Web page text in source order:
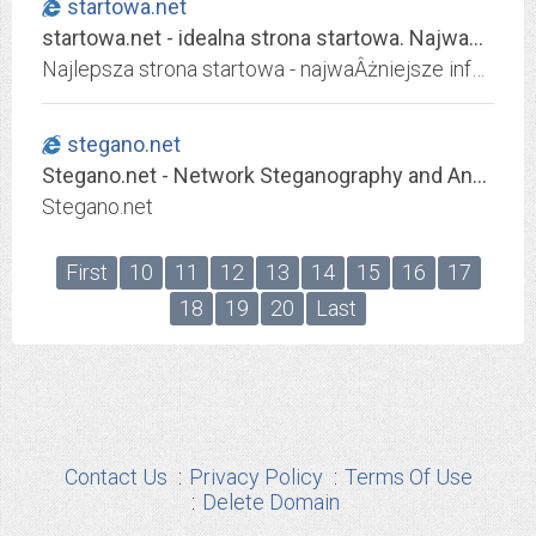
startowa.net
startowa.net - idealna strona startowa. NajwaÂżniejsze informacje i linki w zasiĂŞgu rĂŞki!
stegano.net
Stegano.net - Network Steganography and Anomaly Detection Project
Stegano.net
First 10 11 12 13 14 15 16
17
18
19 20 Last
Contact Us Privacy Policy
Terms Of Use
Delete Domain